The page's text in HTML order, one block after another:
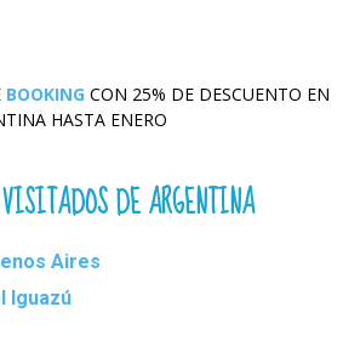
BOOKING CON 25% DE DESCUENTO EN
HASTA ENERO
DE ARGENTINA
Aires
Iguazú